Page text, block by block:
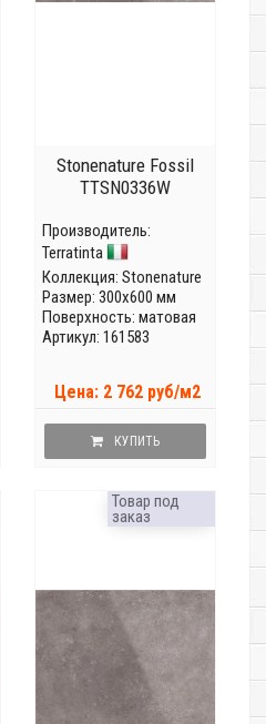
Stonenature Fossil
TTSN0336W
Производитель:
Terratinta
Коллекция: Stonenature
Размер: 300x600 мм
Поверхность: матовая
Артикул: 161583
Цена: 2 762 руб/м2
КУПИТЬ
Товар под
заказ